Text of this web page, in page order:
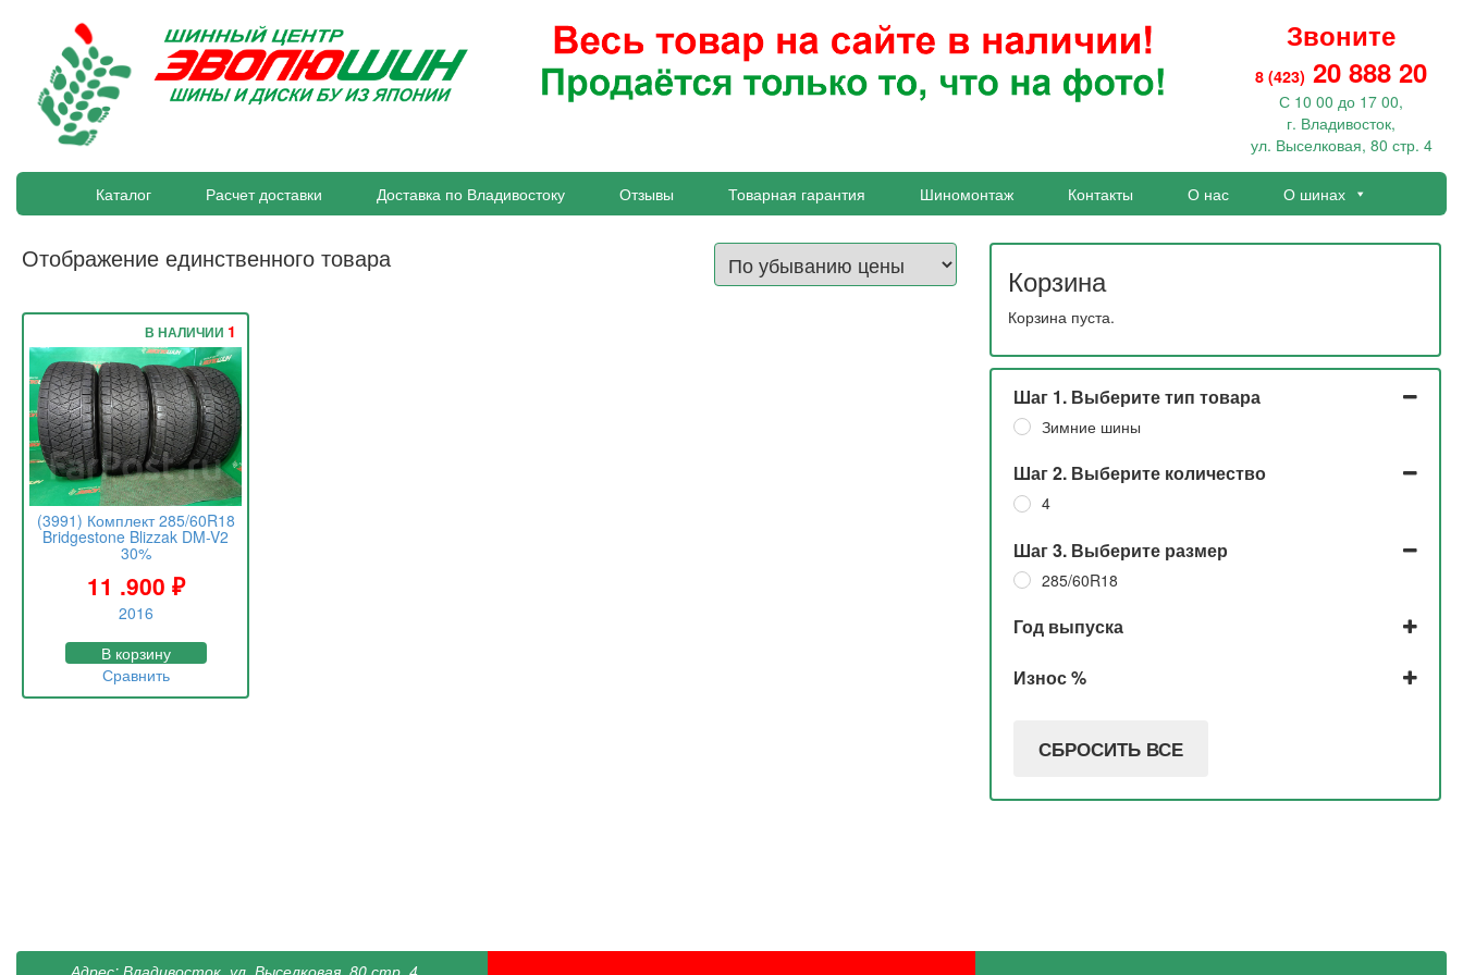
Звоните
8 (423) 20 888 20
С 10 00 до 17 00,
г. Владивосток,
ул. Выселковая, 80 стр. 4
Каталог Расчет доставки Доставка по Владивостоку Отзывы Товарная гарантия Шиномонтаж Контакты О нас О шинах
Отображение единственного товара
(3991) Комплект 285/60R18
Bridgestone Blizzak DM-V2
30%
11 .900 ₽
2016
В НАЛИЧИИ 1
В корзину
Сравнить
Корзина
Корзина пуста.
Шаг 1. Выберите тип товара
Зимние шины
Шаг 2. Выберите количество
4
Шаг 3. Выберите размер
285/60R18
Год выпуска
Износ %
СБРОСИТЬ ВСЕ
Адрес: Владивосток, ул. Выселковая, 80 стр. 4